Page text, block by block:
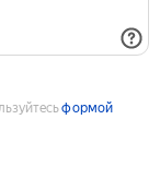
формой